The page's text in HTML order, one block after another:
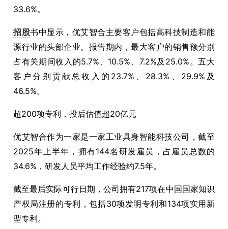
33.6%。
招股书中显示，优艾智合主要客户包括高科技制造和能
源行业的头部企业。报告期内，最大客户的销售额分别
占有关期间收入的5.7%、10.5%、7.2%及25.0%。五大
客户分别贡献总收入的23.7%、28.3%、29.9%及
46.5%。
超200项专利，投后估值超20亿元
优艾智合作为一家是一家工业具身智能科技公司，截至
2025年上半年，拥有144名研发雇员，占雇员总数的
34.6%，研发人员平均工作经验约7.5年。
截至最后实际可行日期，公司拥有217项在中国国家知识
产权局注册的专利，包括30项发明专利和134项实用新
型专利。